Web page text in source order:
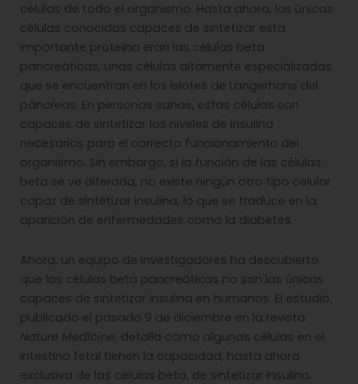
células de todo el organismo. Hasta ahora, las únicas
células conocidas capaces de sintetizar esta
importante proteína eran las células beta
pancreáticas, unas células altamente especializadas
que se encuentran en los islotes de Langerhans del
páncreas. En personas sanas, estas células son
capaces de sintetizar los niveles de insulina
necesarios para el correcto funcionamiento del
organismo. Sin embargo, si la función de las células
beta se ve alterada, no existe ningún otro tipo celular
capaz de sintetizar insulina, lo que se traduce en la
aparición de enfermedades como la diabetes.
Ahora, un equipo de investigadores ha descubierto
que las células beta pancreáticas no son las únicas
capaces de sintetizar insulina en humanos. El estudio,
publicado el pasado 9 de diciembre en la revista
Nature Medicine, detalla cómo algunas células en el
intestino fetal tienen la capacidad, hasta ahora
exclusiva de las células beta, de sintetizar insulina.